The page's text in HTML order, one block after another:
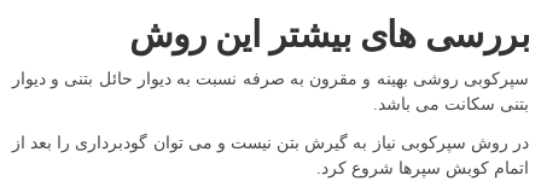
بررسی های بیشتر این روش
سپرکوبی روشی بهینه و مقرون به صرفه نسبت به دیوار حائل بتنی و دیوار
بتنی سکانت می باشد.
در روش سپرکوبی نیاز به گیرش بتن نیست و می توان گودبرداری را بعد از
اتمام کوبش سپرها شروع کرد.